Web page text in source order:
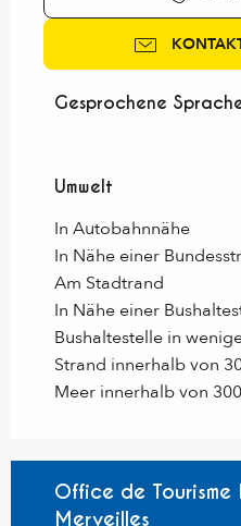
Gesprochene
Gesprochene
Umwelt
Umwelt
In Autobahnnähe
In Nähe einer
Am Stadtrand
In Nähe einer
Bushaltestelle in
Strand innerhalb von
Meer innerhalb von
Office de Tourisme
Merveilles